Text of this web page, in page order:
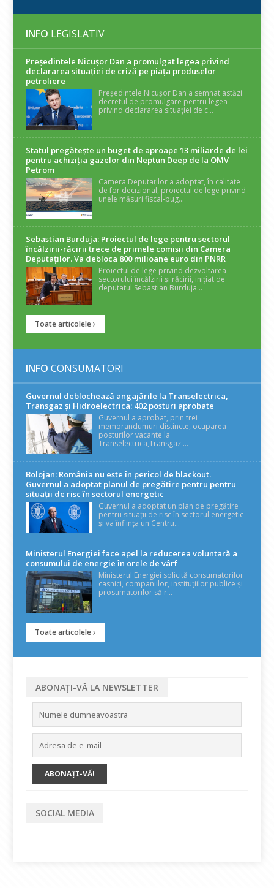
INFO LEGISLATIV
Președintele Nicuşor Dan a promulgat legea privind
declararea situaţiei de criză pe piaţa produselor
petroliere
Președintele Nicușor Dan a semnat astăzi
decretul de promulgare pentru legea
privind declararea situației de c...
Statul pregătește un buget de aproape 13 miliarde de lei
pentru achiziția gazelor din Neptun Deep de la OMV
Petrom
Camera Deputaților a adoptat, în calitate
de for decizional, proiectul de lege privind
unele măsuri fiscal-bug...
Sebastian Burduja: Proiectul de lege pentru sectorul
încălzirii-răcirii trece de primele comisii din Camera
Deputaților. Va debloca 800 milioane euro din PNRR
Proiectul de lege privind dezvoltarea
sectorului încălzirii și răcirii, inițiat de
deputatul Sebastian Burduja...
Toate articolele
INFO CONSUMATORI
Guvernul deblochează angajările la Transelectrica,
Transgaz și Hidroelectrica: 402 posturi aprobate
Guvernul a aprobat, prin trei
memorandumuri distincte, ocuparea
posturilor vacante la
Transelectrica,Transgaz ...
Bolojan: România nu este în pericol de blackout.
Guvernul a adoptat planul de pregătire pentru pentru
situații de risc în sectorul energetic
Guvernul a adoptat un plan de pregătire
pentru situații de risc în sectorul energetic
și va înființa un Centru...
Ministerul Energiei face apel la reducerea voluntară a
consumului de energie în orele de vârf
Ministerul Energiei solicită consumatorilor
casnici, companiilor, instituțiilor publice și
prosumatorilor să r...
Toate articolele
ABONAȚI-VĂ LA NEWSLETTER
SOCIAL MEDIA